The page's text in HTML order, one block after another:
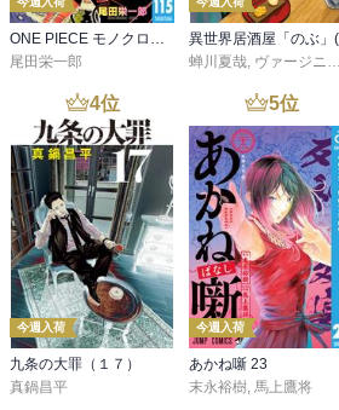
ONE PIECE モノクロ版 115
尾田栄一郎
蝉川夏哉, ヴァージニア二等兵
4位
今週入荷
九条の大罪（１７）
真鍋昌平
5位
今週入荷
あかね噺 23
末永裕樹, 馬上鷹将